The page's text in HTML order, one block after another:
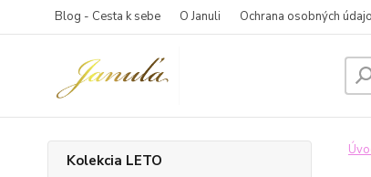
Blog - Cesta k sebe O Januli Ochrana osobných
Kolekcia LETO